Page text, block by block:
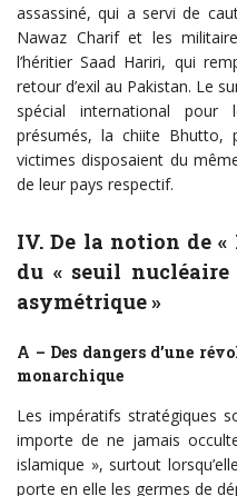
assassiné, qui a servi de
Nawaz Charif et les
l’héritier Saad Hariri, qui
retour d’exil au Pakistan. Le
spécial international pour
présumés, la chiite Bhutto,
victimes disposaient du
de leur pays respectif.
IV. De la notion de
du « seuil
asymétrique »
A – Des dangers d’une
monarchique
Les impératifs stratégiques
importe de ne jamais
islamique », surtout
porte en elle les germes de